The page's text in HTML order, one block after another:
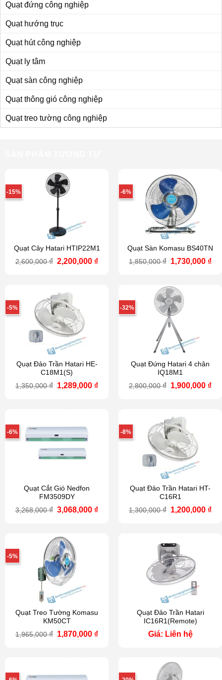
Quạt đứng công nghiệp
Quạt hướng trục
Quạt hút công nghiệp
Quạt ly tâm
Quạt sàn công nghiệp
Quạt thông gió công nghiệp
Quạt treo tường công nghiệp
-15%
Quạt Cây Hatari HTIP22M1
2,600,000₫ Giá
2,200,000 ₫Giá
-6%
Quạt Sàn Komasu BS40TN
1,850,000₫ Giá
1,850,000 ₫.
1,730,000 ₫
-5%
Quạt Đảo Trần Hatari HE-
C18M1(S)
1,350,000₫ Giá
1,289,000 ₫Giá
-32%
Quạt Đứng Hatari 4 chân
IQ18M1
2,800,000₫ Giá
1,900,000 ₫
-6%
Quạt Cắt Gió Nedfon
FM3509DY
3,268,000₫ Giá
3,068,000 ₫Giá
-8%
Quạt Đảo Trần Hatari HT-
C16R1
1,300,000₫ Giá
1,200,000 ₫
-5%
Quạt Treo Tường Komasu
KM50CT
1,965,000₫ Giá
1,870,000 ₫Giá
Quạt Đảo Trần Hatari
IC16R1(Remote)
Giá: Liên hệ